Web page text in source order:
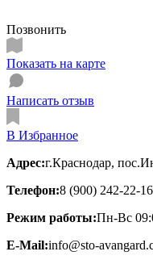
Позвонить
Показать на карте
Написать отзыв
В Избранное
Адрес:г.Краснодар,
Телефон:8 (900) 242-22-16
Режим работы:Пн-Вс
E-Mail:info@sto-